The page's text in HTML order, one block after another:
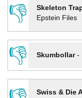
👎
Skeleton
Epstein Files
👎
Skumbollar-
Swiss & Die